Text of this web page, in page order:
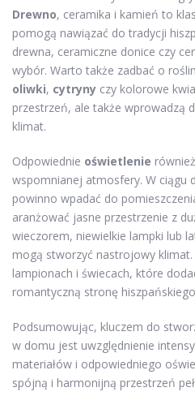
Drewno, ceramika i kamień to
pomogą nawiązać do tradycji
drewna, ceramiczne donice czy
wybór. Warto także zadbać o
oliwki, cytryny czy kolorowe
przestrzeń, ale także wprowadzą
klimat.
Odpowiednie oświetlenie
wspomnianej atmosfery. W ciągu
powinno wpadać do
aranżować jasne przestrzenie z
wieczorem, niewielkie lampki lub
mogą stworzyć nastrojowy
lampionach i świecach, które
romantyczną stronę
Podsumowując, kluczem do
w domu jest uwzględnienie
materiałów i odpowiedniego
spójną i harmonijną przestrzeń